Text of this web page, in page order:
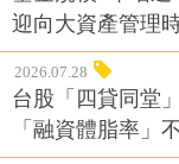
迎向大資產管理
2026.07.28
台股「四貸同堂
「融資體脂率」